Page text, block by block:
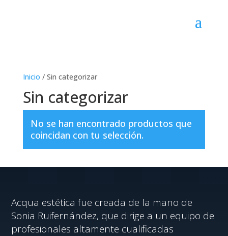
Inicio / Sin categorizar
Sin categorizar
No se han encontrado productos que
coincidan con tu selección.
Acqua estética fue creada de la mano de
Sonia Ruifernández, que dirige a un equipo de
profesionales altamente cualificadas